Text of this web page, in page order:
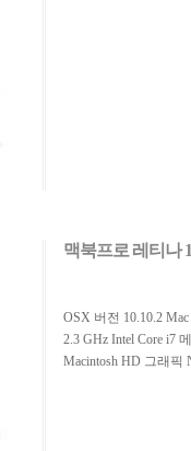
맥북프로 레티나
OSX 버전 10.10.2
2.3 GHz Intel Core i7
Macintosh HD 그래픽